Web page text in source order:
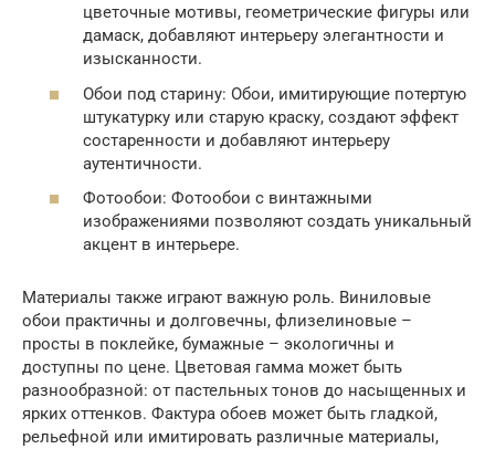
цветочные мотивы, геометрические фигуры или
дамаск, добавляют интерьеру элегантности и
изысканности.
Обои под старину: Обои, имитирующие потертую
штукатурку или старую краску, создают эффект
состаренности и добавляют интерьеру
аутентичности.
Фотообои: Фотообои с винтажными
изображениями позволяют создать уникальный
акцент в интерьере.
Материалы также играют важную роль. Виниловые
обои практичны и долговечны, флизелиновые –
просты в поклейке, бумажные – экологичны и
доступны по цене. Цветовая гамма может быть
разнообразной: от пастельных тонов до насыщенных и
ярких оттенков. Фактура обоев может быть гладкой,
рельефной или имитировать различные материалы,